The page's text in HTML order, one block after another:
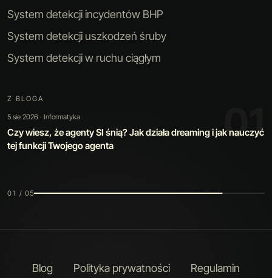
System detekcji incydentów BHP
System detekcji uszkodzeń śruby
System detekcji w ruchu ciągłym
Z BLOGA 01
5 sie 2026 · Informatyka
Czy wiesz, że agenty SI śnią? Jak działa dreaming i jak nauczyć
tej funkcji Twojego agenta
01 / 05
Blog Polityka prywatności
Regulamin